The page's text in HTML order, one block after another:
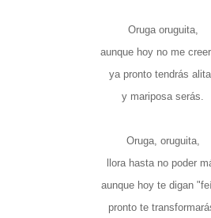
Oruga oruguita,
aunque hoy no me
ya pronto tendrás
y mariposa serás.
Oruga, oruguita,
llora hasta no poder
aunque hoy te digan
pronto te